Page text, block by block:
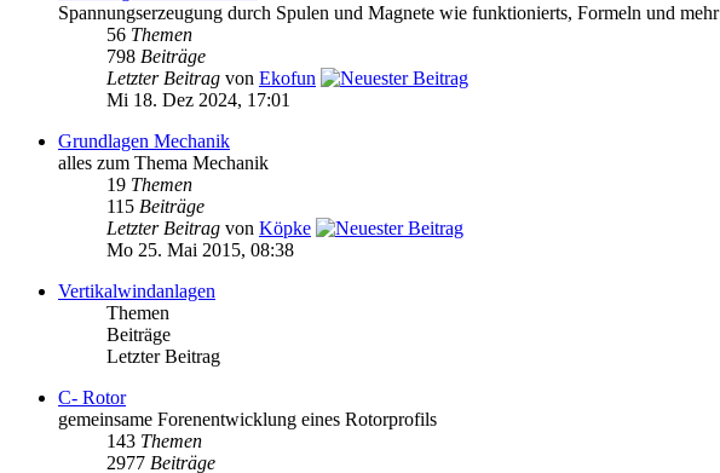
Spannungserzeugung durch Spulen und Magnete wie funktionierts, Formeln und mehr
56 Themen
798 Beiträge
Letzter Beitrag von Ekofun
Mi 18. Dez 2024, 17:01
Grundlagen Mechanik
alles zum Thema Mechanik
19 Themen
115 Beiträge
Letzter Beitrag von Köpke
Mo 25. Mai 2015, 08:38
Vertikalwindanlagen
Themen
Beiträge
Letzter Beitrag
C- Rotor
gemeinsame Forenentwicklung eines Rotorprofils
143 Themen
2977 Beiträge